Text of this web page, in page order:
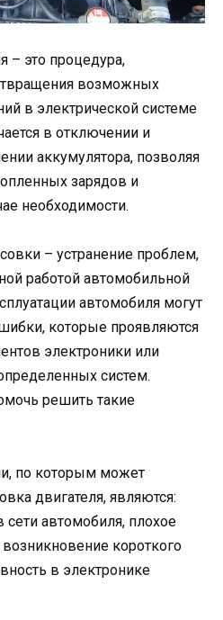
– это процедура,
возможных
в электрической системе
в отключении и
аккумулятора, позволяя
зарядов и
необходимости.
– устранение проблем,
работой автомобильной
автомобиля могут
которые проявляются
электроники или
систем.
решить такие
по которым может
двигателя, являются:
автомобиля, плохое
короткого
в электронике